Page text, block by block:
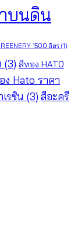
บนดิน
1500 ลิตร (1)
(3) สีทอง HATO
ง Hato ราคา
รซิน (3) สีอะครี